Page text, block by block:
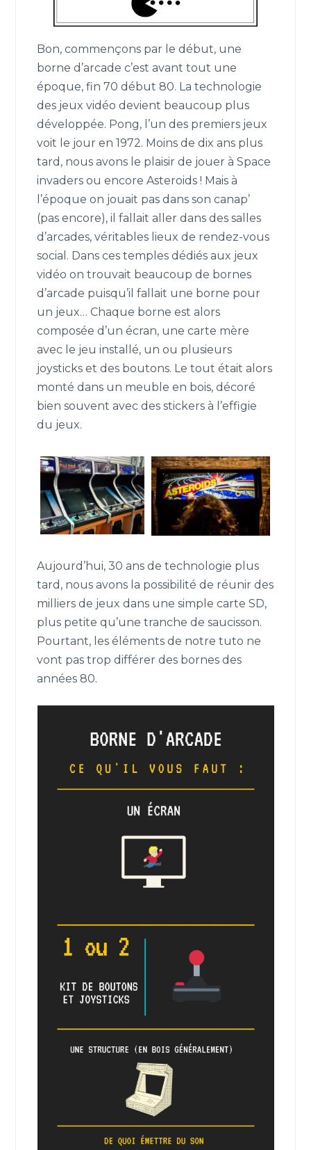
Bon, commençons par le début, une
borne d’arcade c’est avant tout une
époque, fin 70 début 80. La technologie
des jeux vidéo devient beaucoup plus
développée. Pong, l’un des premiers jeux
voit le jour en 1972. Moins de dix ans plus
tard, nous avons le plaisir de jouer à Space
invaders ou encore Asteroids ! Mais à
l’époque on jouait pas dans son canap’
(pas encore), il fallait aller dans des salles
d’arcades, véritables lieux de rendez-vous
social. Dans ces temples dédiés aux jeux
vidéo on trouvait beaucoup de bornes
d’arcade puisqu’il fallait une borne pour
un jeux… Chaque borne est alors
composée d’un écran, une carte mère
avec le jeu installé, un ou plusieurs
joysticks et des boutons. Le tout était alors
monté dans un meuble en bois, décoré
bien souvent avec des stickers à l’effigie
du jeux.
Aujourd’hui, 30 ans de technologie plus
tard, nous avons la possibilité de réunir des
milliers de jeux dans une simple carte SD,
plus petite qu’une tranche de saucisson.
Pourtant, les éléments de notre tuto ne
vont pas trop différer des bornes des
années 80.